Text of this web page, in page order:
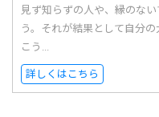
見ず知らずの人や、縁のな
う。それが結果として自分
こう...
詳しくはこちら